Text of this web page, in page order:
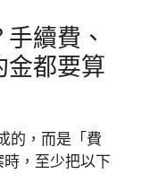
續費、
金都要算
的，而是「費
，至少把以下